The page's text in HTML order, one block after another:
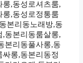
롱,동성로셔츠룸,
롱,동성로정통룸
본리동노래방,동
동본리동룸살롱,
본리동풀사롱,동
롱,동본리동정